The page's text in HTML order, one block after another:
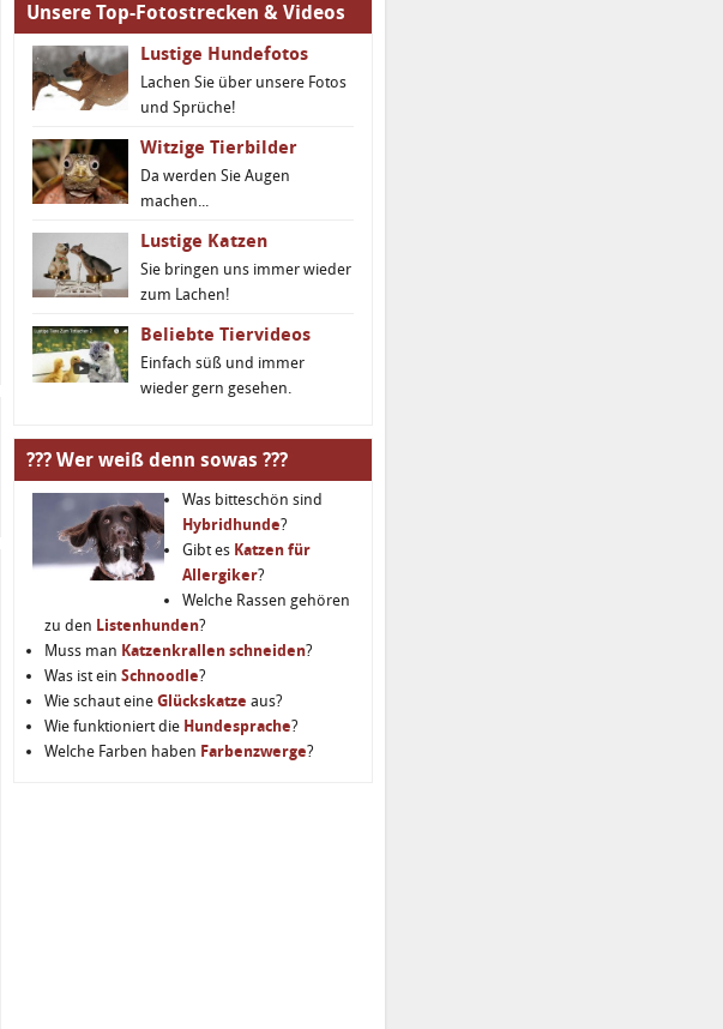
Unsere Top-Fotostrecken & Videos
Lustige Hundefotos
Lachen Sie über unsere Fotos
und Sprüche!
Witzige Tierbilder
Da werden Sie Augen
machen...
Lustige Katzen
Sie bringen uns immer wieder
zum Lachen!
Beliebte Tiervideos
Einfach süß und immer
wieder gern gesehen.
??? Wer weiß denn sowas ???
Was bitteschön sind
Hybridhunde?
Gibt es Katzen für
Allergiker?
Welche Rassen gehören
zu den Listenhunden?
Muss man Katzenkrallen schneiden?
Was ist ein Schnoodle?
Wie schaut eine Glückskatze aus?
Wie funktioniert die Hundesprache?
Welche Farben haben Farbenzwerge?